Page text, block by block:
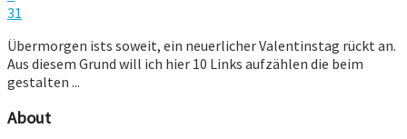
31
Übermorgen ists soweit, ein neuerlicher Valentinstag rückt an.
Aus diesem Grund will ich hier 10 Links aufzählen die beim
gestalten ...
About